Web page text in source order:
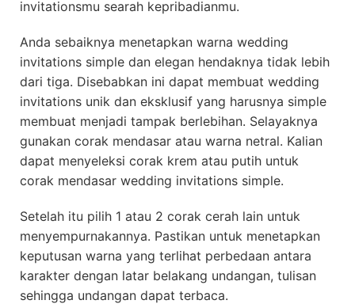
invitationsmu searah kepribadianmu.
Anda sebaiknya menetapkan warna wedding
invitations simple dan elegan hendaknya tidak lebih
dari tiga. Disebabkan ini dapat membuat wedding
invitations unik dan eksklusif yang harusnya simple
membuat menjadi tampak berlebihan. Selayaknya
gunakan corak mendasar atau warna netral. Kalian
dapat menyeleksi corak krem atau putih untuk
corak mendasar wedding invitations simple.
Setelah itu pilih 1 atau 2 corak cerah lain untuk
menyempurnakannya. Pastikan untuk menetapkan
keputusan warna yang terlihat perbedaan antara
karakter dengan latar belakang undangan, tulisan
sehingga undangan dapat terbaca.